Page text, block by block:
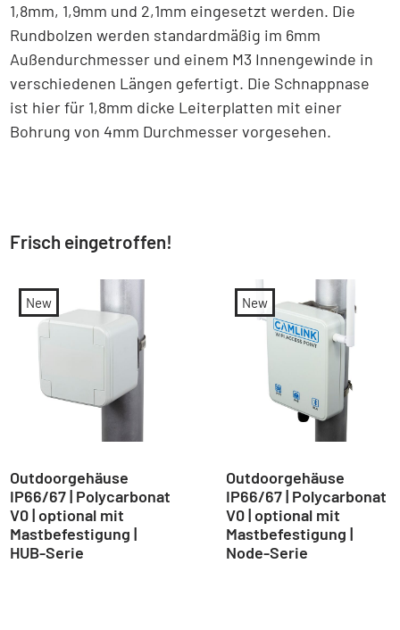
1,8mm, 1,9mm und 2,1mm eingesetzt werden. Die
Rundbolzen werden standardmäßig im 6mm
Außendurchmesser und einem M3 Innengewinde in
verschiedenen Längen gefertigt. Die Schnappnase
ist hier für 1,8mm dicke Leiterplatten mit einer
Bohrung von 4mm Durchmesser vorgesehen.
Frisch eingetroffen!
New
Outdoorgehäuse
IP66/67 | Polycarbonat
V0 | optional mit
Mastbefestigung |
HUB-Serie
New
Outdoorgehäuse
IP66/67 | Polycarbonat
V0 | optional mit
Mastbefestigung |
Node-Serie